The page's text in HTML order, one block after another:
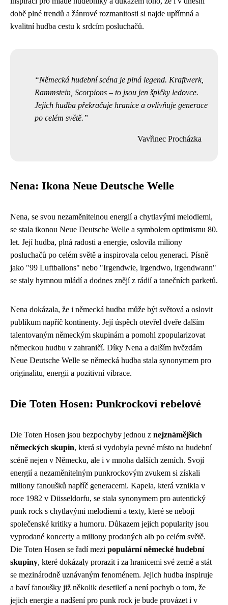
době plné trendů a žánrové rozmanitosti si najde upřímná a
kvalitní hudba cestu k srdcím posluchačů.
Německá hudební scéna je plná legend. Kraftwerk,
Rammstein, Scorpions – to jsou jen špičky ledovce.
Jejich hudba překračuje hranice a ovlivňuje generace
po celém světě.
Vavřinec Procházka
Nena: Ikona Neue Deutsche Welle
Nena, se svou nezaměnitelnou energií a chytlavými melodiemi,
se stala ikonou Neue Deutsche Welle a symbolem optimismu 80.
let. Její hudba, plná radosti a energie, oslovila miliony
posluchačů po celém světě a inspirovala celou generaci. Písně
jako "99 Luftballons" nebo "Irgendwie, irgendwo, irgendwann"
se staly hymnou mládí a dodnes znějí z rádií a tanečních parketů.
Nena dokázala, že i německá hudba může být světová a oslovit
publikum napříč kontinenty. Její úspěch otevřel dveře dalším
talentovaným německým skupinám a pomohl zpopularizovat
německou hudbu v zahraničí. Díky Nena a dalším hvězdám
Neue Deutsche Welle se německá hudba stala synonymem pro
originalitu, energii a pozitivní vibrace.
Die Toten Hosen: Punkrockoví rebelové
Die Toten Hosen jsou bezpochyby jednou z nejznámějších
německých skupin, která si vydobyla pevné místo na hudební
scéně nejen v Německu, ale i v mnoha dalších zemích. Svojí
energií a nezaměnitelným punkrockovým zvukem si získali
miliony fanoušků napříč generacemi. Kapela, která vznikla v
roce 1982 v Düsseldorfu, se stala synonymem pro autentický
punk rock s chytlavými melodiemi a texty, které se nebojí
společenské kritiky a humoru. Důkazem jejich popularity jsou
vyprodané koncerty a miliony prodaných alb po celém světě.
Die Toten Hosen se řadí mezi populární německé hudební
skupiny, které dokázaly prorazit i za hranicemi své země a stát
se mezinárodně uznávaným fenoménem. Jejich hudba inspiruje
a baví fanoušky již několik desetiletí a není pochyb o tom, že
jejich energie a nadšení pro punk rock je bude provázet i v